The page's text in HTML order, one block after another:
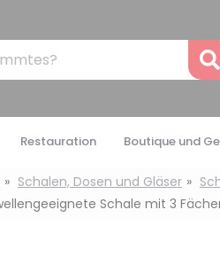
Restauration Boutique und
Schalen, Dosen und Gläser
Schale mit 3